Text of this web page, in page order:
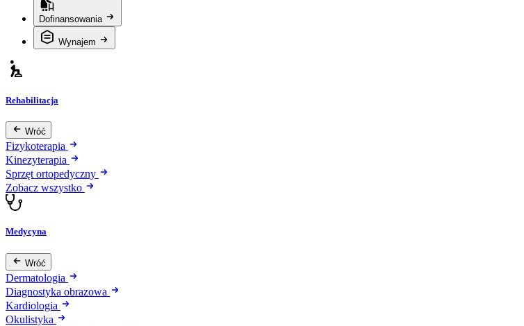
Dofinansowania
Wynajem
Rehabilitacja
Wróć
Fizykoterapia
Kinezyterapia
Sprzęt ortopedyczny
Zobacz wszystko
Medycyna
Wróć
Dermatologia
Diagnostyka obrazowa
Kardiologia
Okulistyka